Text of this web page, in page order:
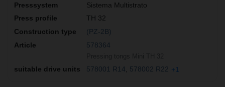
Sistema Multistrato
TH 32
(PZ-2B)
578364
578001 R14 578002 R22 +1